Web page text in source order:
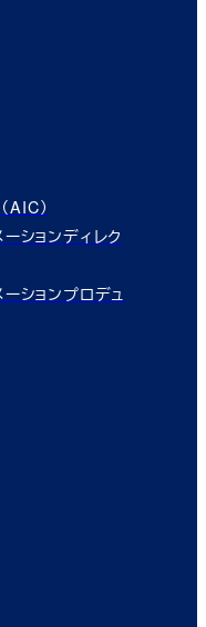
AIC）
ションディレク
ションプロデュ